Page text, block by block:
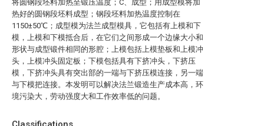
将圆钢段坯料加热至锻压温度；C、成型；用成型模将加
热好的圆钢段坯料成型；钢段坯料加热温度控制在
1150±50℃；成型模为法兰成型模具，它包括有上模和下
模，上模和下模抵合后，在它们之间形成一个边缘大小和
形状与成型锻件相同的形腔；上模包括上模垫板和上模冲
头，上模冲头固定板；下模包括具有下挤冲头，下挤压
模，下挤冲头具有突出部的一端与下挤压模连接，另一端
与下模把连接。本发明可以解决法兰锻造生产成本高，环
境污染大，劳动强度大和工作效率低的问题。